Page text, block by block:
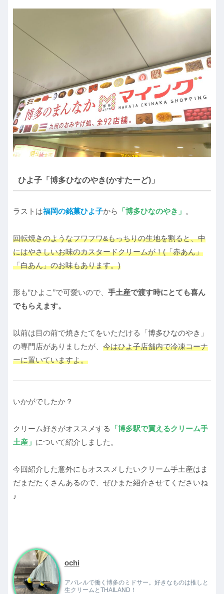
ひよ子「博多ひなのやき(かすたーど)」
ラストは福岡の銘菓ひよ子から 「博多ひなのやき」 。
回転焼きのようなフワフワ&もっちりの生地を割ると、中
にはやさしいお味のカスタードクリームが！(「赤あん」
「白あん」のお味もあります。)
形も“ひよこ”で可愛いので、 手土産で渡す時にとても喜ん
でもらえます。
以前は目の前で焼きたてをいただける「博多ひなのやき」
の専門店がありましたが、 今はひよ子店舗内で冷凍コーナ
ーに置いていますよ。
いかがでしたか？
クリーム好きがオススメする
「博多駅で買えるクリーム手
土産」 について紹介しました。
今回紹介した意外にもオススメしたいクリーム手土産はま
だまだたくさんあるので、ぜひまた紹介させてくださいね
♪
ochi
アパレルで働く博多のミドサー。好きなものは推しと
生クリームとTHAILAND！